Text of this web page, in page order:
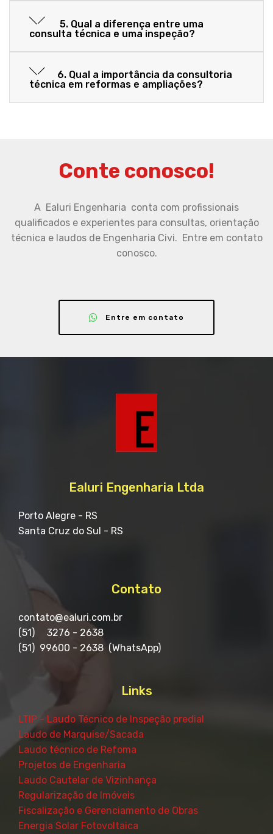
5. Qual a diferença entre uma
consulta técnica e uma inspeção?
6. Qual a importância da consultoria
técnica em reformas e ampliações?
Conte conosco!
A Ealuri Engenharia conta com profissionais
qualificados e experientes para consultas, orientação
técnica e laudos de Engenharia Civi. Entre em contato
conosco.
Entre em contato
Ealuri Engenharia Ltda
Porto Alegre - RS
Santa Cruz do Sul - RS
Contato
contato@ealuri.com.br
(51) 3276 - 2638
(51) 99600 - 2638 (WhatsApp)
Links
LTIP - Laudo Técnico de Inspeção predial
Laudo de Marquise/Sacada
Laudo técnico de Refoma
Projetos de Engenharia
Laudo Cautelar de Vizinhança
Regularização de Imóveis
Fiscalização e Gerenciamento de Obras
Energia Solar Fotovoltaica